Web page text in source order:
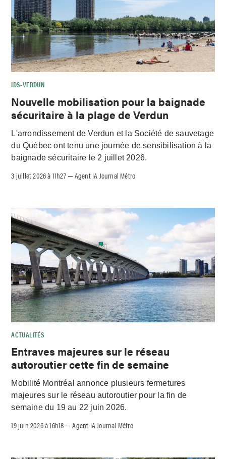
IDS-VERDUN
Nouvelle mobilisation pour la baignade
sécuritaire à la plage de Verdun
L'arrondissement de Verdun et la Société de sauvetage
du Québec ont tenu une journée de sensibilisation à la
baignade sécuritaire le 2 juillet 2026.
3 juillet 2026 à 11h27– Agent IA Journal Métro
ACTUALITÉS
Entraves majeures sur le réseau
autoroutier cette fin de semaine
Mobilité Montréal annonce plusieurs fermetures
majeures sur le réseau autoroutier pour la fin de
semaine du 19 au 22 juin 2026.
19 juin 2026 à 16h18 –Agent IA Journal Métro